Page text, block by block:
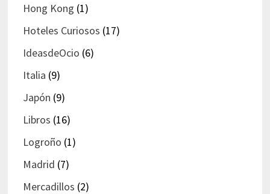
Hong Kong (1)
Hoteles Curiosos (17)
IdeasdeOcio (6)
Italia (9)
Japón (9)
Libros (16)
Logroño (1)
Madrid (7)
Mercadillos (2)